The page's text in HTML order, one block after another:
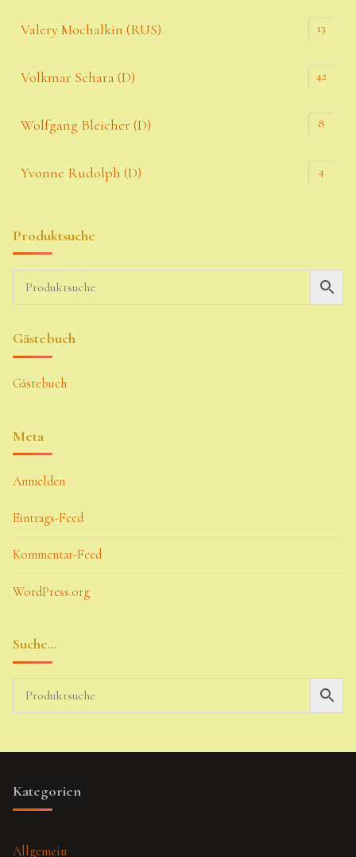
Valery Mochalkin (RUS) 13
Volkmar Schara (D) 42
Wolfgang Bleicher (D) 8
Yvonne Rudolph (D) 4
Produktsuche
Gästebuch
Gästebuch
Meta
Anmelden
Eintrags-Feed
Kommentar-Feed
WordPress.org
Suche…
Kategorien
Allgemein